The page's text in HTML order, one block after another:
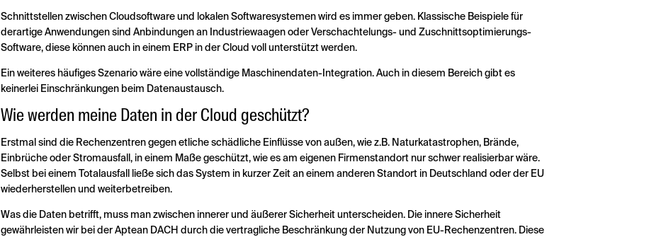
Schnittstellen zwischen Cloudsoftware und lokalen Softwaresystemen wird es immer geben. Klassische Beispiele für
derartige Anwendungen sind Anbindungen an Industriewaagen oder Verschachtelungs- und Zuschnittsoptimierungs-
Software, diese können auch in einem ERP in der Cloud voll unterstützt werden.
Ein weiteres häufiges Szenario wäre eine vollständige Maschinendaten-Integration. Auch in diesem Bereich gibt es
keinerlei Einschränkungen beim Datenaustausch.
Wie werden meine Daten in der Cloud geschützt?
Erstmal sind die Rechenzentren gegen etliche schädliche Einflüsse von außen, wie z.B. Naturkatastrophen, Brände,
Einbrüche oder Stromausfall, in einem Maße geschützt, wie es am eigenen Firmenstandort nur schwer realisierbar wäre.
Selbst bei einem Totalausfall ließe sich das System in kurzer Zeit an einem anderen Standort in Deutschland oder der EU
wiederherstellen und weiterbetreiben.
Was die Daten betrifft, muss man zwischen innerer und äußerer Sicherheit unterscheiden. Die innere Sicherheit
gewährleisten wir bei der Aptean DACH durch die vertragliche Beschränkung der Nutzung von EU-Rechenzentren. Diese